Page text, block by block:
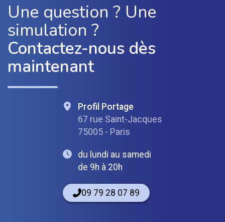
Une question ? Une
simulation ?
Contactez-nous dès
maintenant
Profil Portage
67 rue Saint-Jacques
75005 - Paris
du lundi au samedi
de 9h à 20h
09 79 28 07 89